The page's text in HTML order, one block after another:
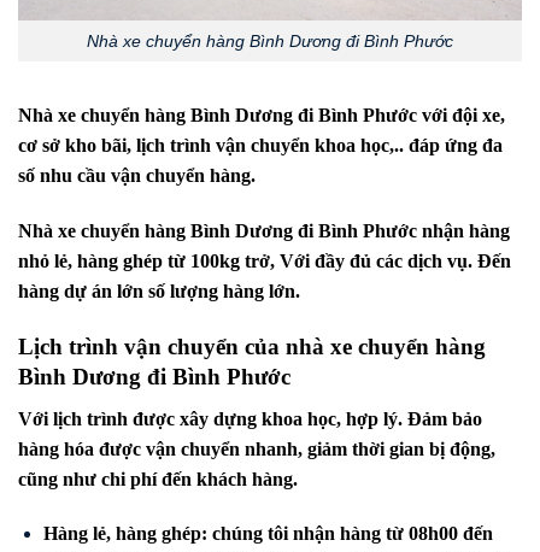
Nhà xe chuyển hàng Bình Dương đi Bình Phước
Nhà xe chuyển hàng Bình Dương đi Bình Phước với đội xe,
cơ sở kho bãi, lịch trình vận chuyển khoa học,.. đáp ứng đa
số nhu cầu vận chuyển hàng.
Nhà xe chuyển hàng Bình Dương đi Bình Phước nhận hàng
nhỏ lẻ, hàng ghép từ 100kg trở, Với đầy đủ các dịch vụ. Đến
hàng dự án lớn số lượng hàng lớn.
Lịch trình vận chuyển của nhà xe chuyển hàng
Bình Dương đi Bình Phước
Với lịch trình được xây dựng khoa học, hợp lý. Đảm bảo
hàng hóa được vận chuyển nhanh, giảm thời gian bị động,
cũng như chi phí đến khách hàng.
Hàng lẻ, hàng ghép: chúng tôi nhận hàng từ 08h00 đến